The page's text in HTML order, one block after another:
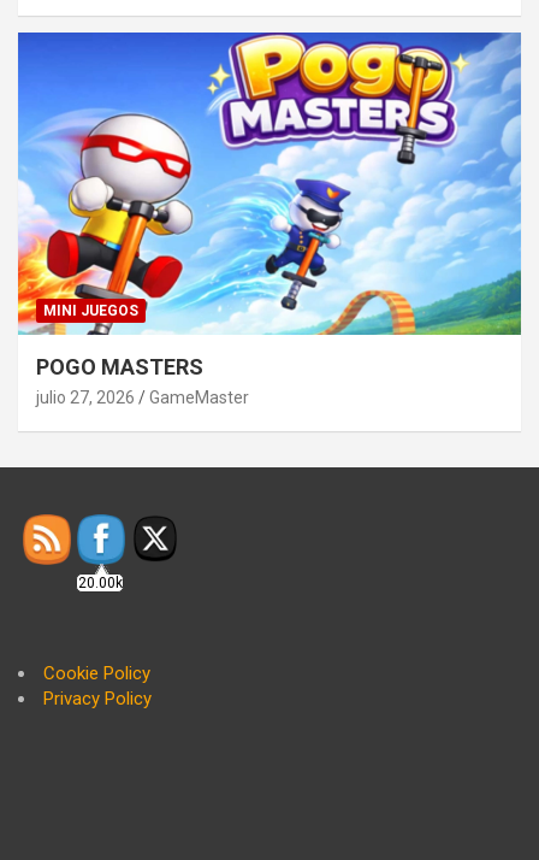
MINI JUEGOS
POGO MASTERS
julio 27, 2026 GameMaster
20.00k
Cookie Policy
Privacy Policy